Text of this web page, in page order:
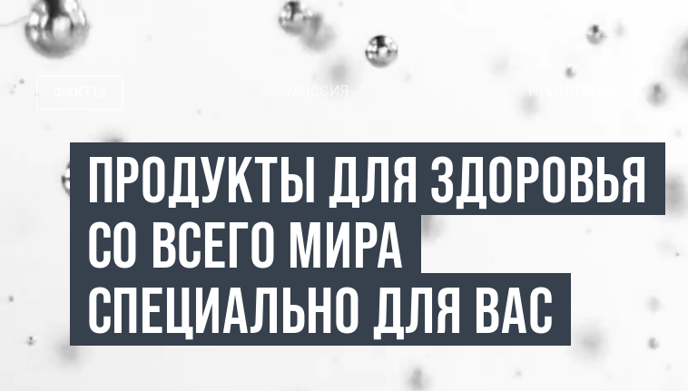
МИССИЯ ПРИНЦИПЫ
ПРОДУКТЫ ДЛЯ ЗДОРОВЬЯ
СО ВСЕГО МИРА
СПЕЦИАЛЬНО ДЛЯ ВАС